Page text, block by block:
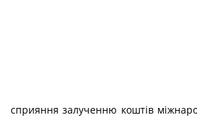
сприяння залученню коштів